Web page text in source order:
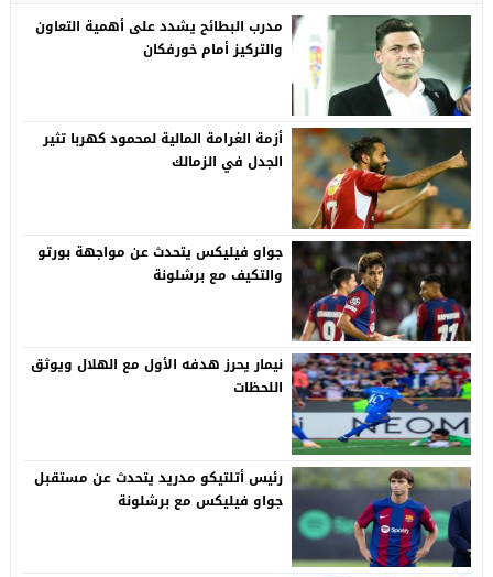
مدرب البطائح يشدد على أهمية التعاون
والتركيز أمام خورفكان
أزمة الغرامة المالية لمحمود كهربا تثير
الجدل في الزمالك
جواو فيليكس يتحدث عن مواجهة بورتو
والتكيف مع برشلونة
نيمار يحرز هدفه الأول مع الهلال ويوثق
اللحظات
رئيس أتلتيكو مدريد يتحدث عن مستقبل
جواو فيليكس مع برشلونة